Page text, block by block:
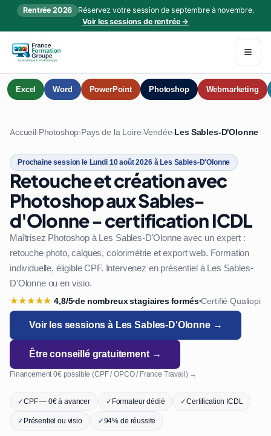
Rentrée 2026
Réservez votre session de septembre à novembre.
Voir les sessions de rentrée →
Excel Word PowerPoint Photoshop Webmarketing
Accueil›Photoshop›Pays de la Loire›Vendée›Les Sables-D'Olonne
Prochaine session le Lundi 10 août 2026 à Les Sables-D'Olonne
Retouche et création avec
Photoshop aux Sables-
d'Olonne - certification ICDL
Maîtrisez Photoshop à Les Sables-D'Olonne avec un expert :
retouche photo, calques, colorimétrie et export web. Formation
individuelle, éligible CPF. Intervenez en présentiel à Les Sables-
D'Olonne ou en visio.
★★★★★ 4,8/5•de nombreux stagiaires formés•Certifié Qualiopi
Voir les sessions à Les Sables-D'Olonne →
Être conseillé gratuitement →
Financement 0€ possible (CPF / OPCO / France Travail) →
✓CPF — 0€ à avancer ✓Formateur dédié ✓Certification ICDL
✓Présentiel ou visio ✓94% de réussite